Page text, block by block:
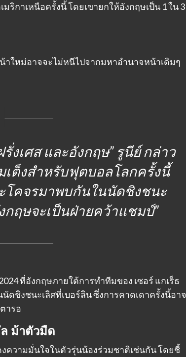
กาเหนือครั้งนี้ โดยเขายกให้อังกฤษเป็น 1 ใน 3
ใหม่อาจจะไม่หนีไปจากมหาอำนาจหน้าเดิมๆ
งเศส และอังกฤษ”รูนีย์ กล่าว
เต็งสำหรับฟุตบอลโลกครั้งนี้
โคจรมาพบกันในนัดชิงชนะ
กฤษจะเป็นฝ่ายคว้าแชมป์”
ที่อังกฤษภายใต้การทำทีมของ เซอร์ แกเร็ธ
ดชิงชนะเลิศที่เบอร์ลิน ซึ่งการคาดเดาครั้งนี้อาจ
ารอ
ม้าตัวมืด
ความมั่นใจในตัวรุ่นน้องร่วมชาติเช่นกัน โดยชี้